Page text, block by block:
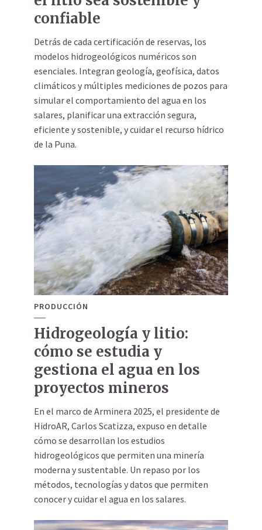
confiable
Detrás de cada certificación de reservas, los
modelos hidrogeológicos numéricos son
esenciales. Integran geología, geofísica, datos
climáticos y múltiples mediciones de pozos para
simular el comportamiento del agua en los
salares, planificar una extracción segura,
eficiente y sostenible, y cuidar el recurso hídrico
de la Puna.
PRODUCCIÓN
Hidrogeología y litio:
cómo se estudia y
gestiona el agua en los
proyectos mineros
En el marco de Arminera 2025, el presidente de
HidroAR, Carlos Scatizza, expuso en detalle
cómo se desarrollan los estudios
hidrogeológicos que permiten una minería
moderna y sustentable. Un repaso por los
métodos, tecnologías y datos que permiten
conocer y cuidar el agua en los salares.